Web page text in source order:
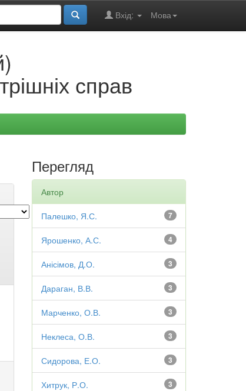
Мова
Вхід:
справ
Перегляд
Автор
7
Палешко, Я.С.
4
Ярошенко, А.С.
3
Анісімов, Д.О.
3
Дараган, В.В.
3
Марченко, О.В.
3
Неклеса, О.В.
3
Сидорова, Е.О.
3
Хитрук, Р.О.